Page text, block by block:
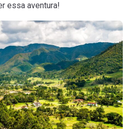
essa aventura!